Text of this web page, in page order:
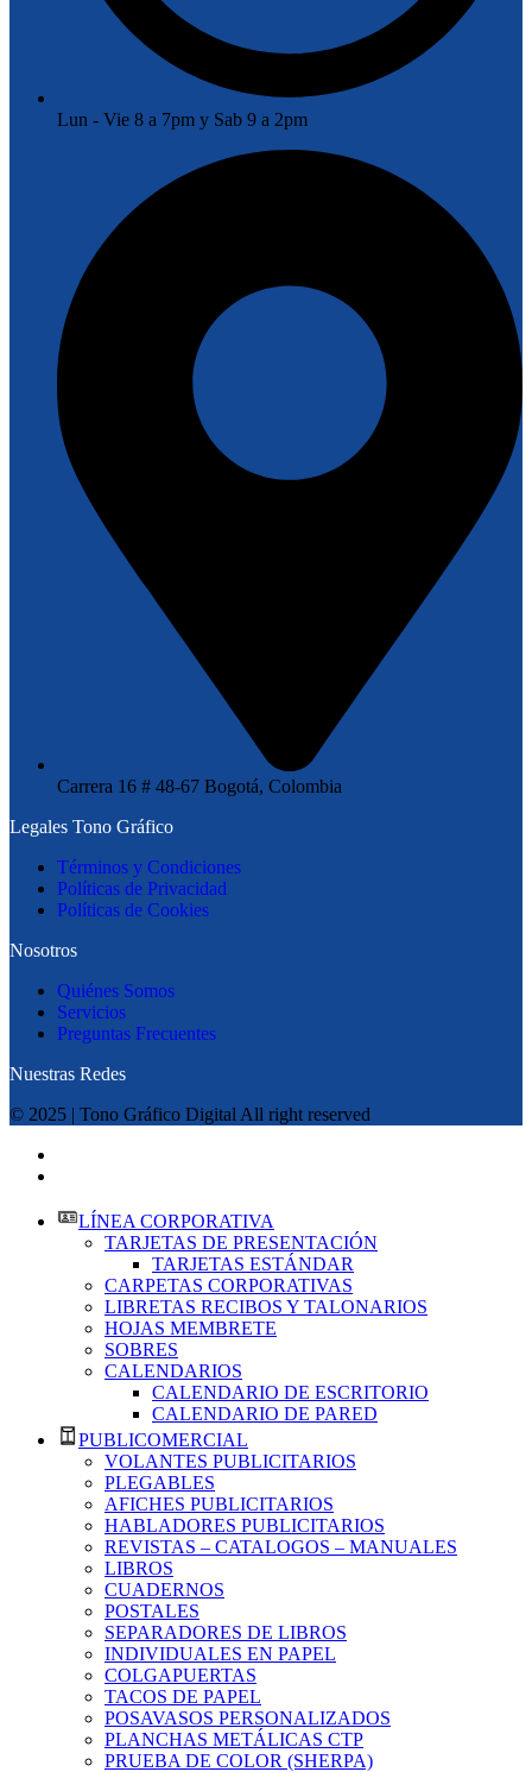
Lun - Vie 8 a 7pm y Sab 9 a 2pm
Carrera 16 # 48-67 Bogotá, Colombia
Legales Tono Gráfico
Términos y Condiciones
Políticas de Privacidad
Políticas de Cookies
Nosotros
Quiénes Somos
Servicios
Preguntas Frecuentes
Nuestras Redes
© 2025 | Tono Gráfico Digital All right reserved
LÍNEA CORPORATIVA
TARJETAS DE PRESENTACIÓN
TARJETAS ESTÁNDAR
CARPETAS CORPORATIVAS
LIBRETAS RECIBOS Y TALONARIOS
HOJAS MEMBRETE
SOBRES
CALENDARIOS
CALENDARIO DE ESCRITORIO
CALENDARIO DE PARED
PUBLICOMERCIAL
VOLANTES PUBLICITARIOS
PLEGABLES
AFICHES PUBLICITARIOS
HABLADORES PUBLICITARIOS
REVISTAS – CATALOGOS – MANUALES
LIBROS
CUADERNOS
POSTALES
SEPARADORES DE LIBROS
INDIVIDUALES EN PAPEL
COLGAPUERTAS
TACOS DE PAPEL
POSAVASOS PERSONALIZADOS
PLANCHAS METÁLICAS CTP
PRUEBA DE COLOR (SHERPA)